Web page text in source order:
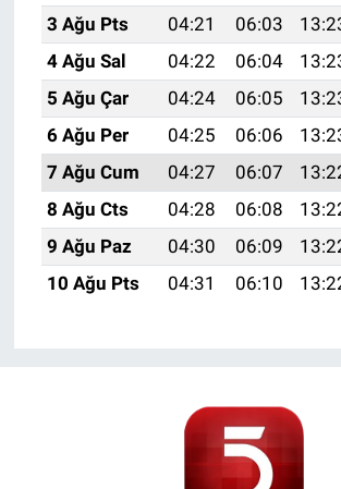
3 Ağu Pts
04:21 06:03
4 Ağu Sal
04:22 06:04
5 Ağu Çar
04:24 06:05
6 Ağu Per
04:25 06:06
7 Ağu Cum
04:27 06:07
8 Ağu Cts
04:28 06:08
9 Ağu Paz
04:30 06:09
10 Ağu Pts
04:31 06:10